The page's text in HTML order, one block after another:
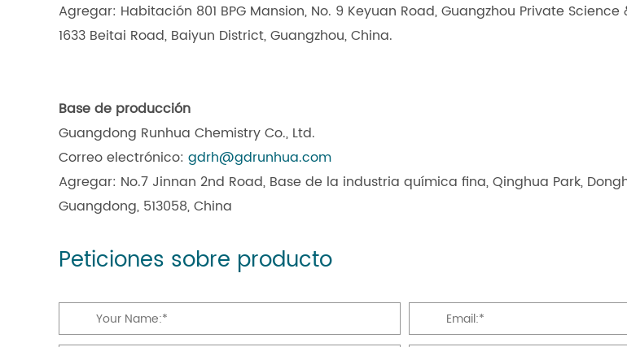
Agregar: Habitación 801 BPG Mansion, No. 9 Keyuan Road, Guangzhou Private Science
1633 Beitai Road, Baiyun District, Guangzhou, China.
Base de producción
Guangdong Runhua Chemistry Co., Ltd.
Correo electrónico: gdrh@gdrunhua.com
Agregar: No.7 Jinnan 2nd Road, Base de la industria química fina, Qinghua Park,
Guangdong, 513058, China
Peticiones sobre producto